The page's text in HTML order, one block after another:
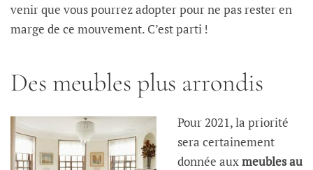
venir que vous pourrez adopter pour ne pas rester en
marge de ce mouvement. C’est parti !
Des meubles plus arrondis
Pour 2021, la priorité
sera certainement
donnée auxmeubles au